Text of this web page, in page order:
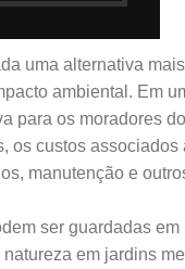
escolha:
uma alternativa
ambiental. Em
para os moradores do
os custos
manutenção e
ser guardadas
em jardins